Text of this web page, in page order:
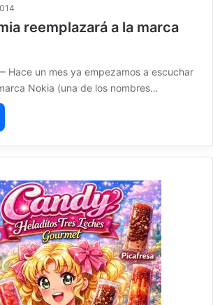
reemplazará a la marca
Hace un mes ya empezamos a escuchar
Nokia (una de los nombres…